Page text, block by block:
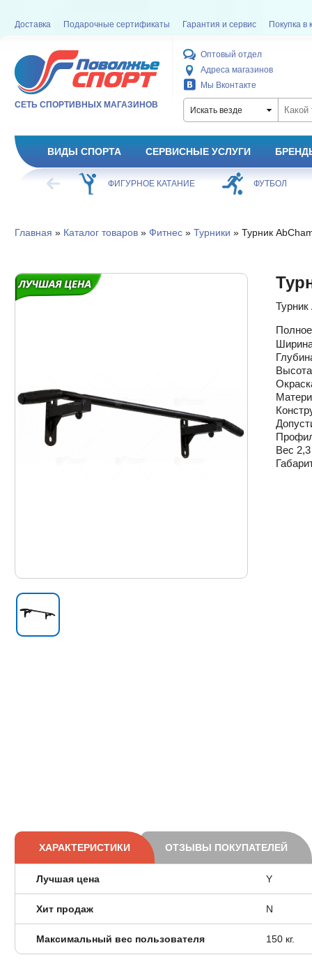
Доставка Подарочные сертификаты Гарантия и сервис Покупка в
СЕТЬ СПОРТИВНЫХ МАГАЗИНОВ
Оптовый отдел
Адреса магазинов
Мы Вконтакте
Искать везде
ВИДЫ СПОРТА СЕРВИСНЫЕ УСЛУГИ
ХОККЕЙ ФИГУРНОЕ КАТАНИЕ ФУТБОЛ
Главная » Каталог товаров» Фитнес» Турники » Турник
Турник
Вес 2,3
ХАРАКТЕРИСТИКИ ОТЗЫВЫ ПОКУПАТЕЛЕЙ
Лучшая цена Y
Хит продаж N
Максимальный вес пользователя 150 кг.